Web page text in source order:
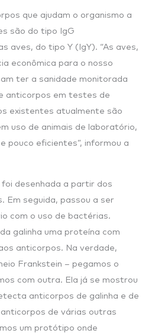
que ajudam o organismo a
são do tipo IgG
aves, do tipo Y (IgY). “As aves,
econômica para o nosso
ter a sanidade monitorada
anticorpos em testes de
existentes atualmente são
uso de animais de laboratório,
pouco eficientes”, informou a
desenhada a partir dos
Em seguida, passou a ser
com o uso de bactérias.
galinha uma proteína com
anticorpos. Na verdade,
Frankstein – pegamos o
com outra. Ela já se mostrou
anticorpos de galinha e de
de várias outras
um protótipo onde